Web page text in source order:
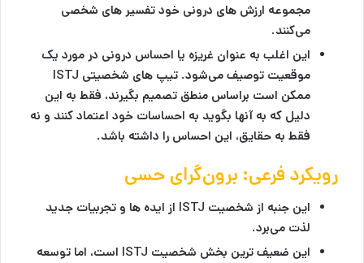
مجموعه ارزش های درونی خود تفسیر های شخصی
می‌کنند.
این اغلب به عنوان غریزه یا احساس درونی در مورد یک
موقعیت توصیف می‌شود. تیپ های شخصیتی ISTJ
ممکن است براساس منطق تصمیم بگیرند، فقط به این
دلیل که به آنها بگوید به احساسات خود اعتماد کنند و نه
فقط به حقایق، این احساس را داشته باشد.
رویکرد فرعی: برون‌گرای حسی
این جنبه از شخصیت ISTJ از ایده ها و تجربیات جدید
لذت می‌برد.
این ضعیف ترین بخش شخصیت ISTJ است، اما توسعه